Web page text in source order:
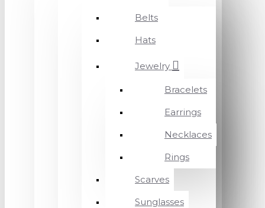
Belts
Hats
Jewelry
Bracelets
Earrings
Necklaces
Rings
Scarves
Sunglasses